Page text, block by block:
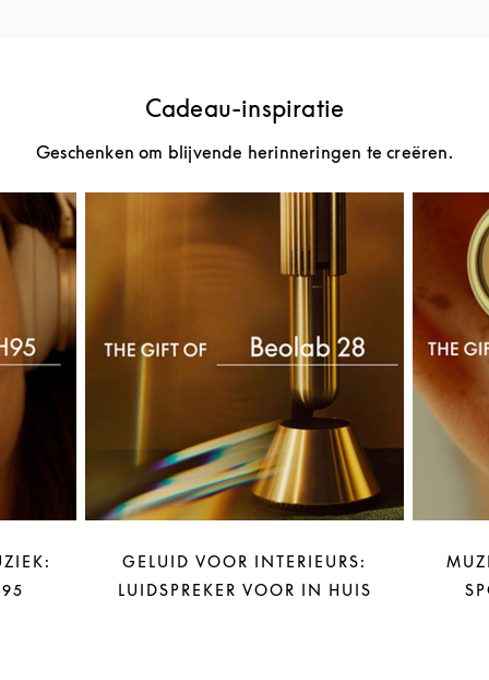
Cadeau-inspiratie
Geschenken om blijvende herinneringen te creëren.
GELUID VOOR INTERIEURS:
LUIDSPREKER VOOR IN HUIS